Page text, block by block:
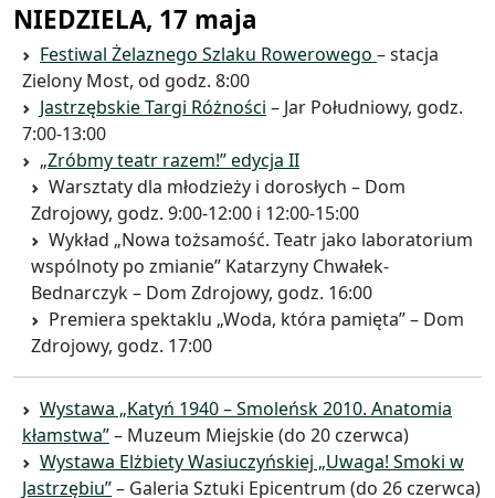
NIEDZIELA, 17 maja
Festiwal Żelaznego Szlaku Rowerowego – stacja
Zielony Most, od godz. 8:00
Jastrzębskie Targi Różności – Jar Południowy, godz.
7:00-13:00
„Zróbmy teatr razem!” edycja II
Warsztaty dla młodzieży i dorosłych – Dom
Zdrojowy, godz. 9:00-12:00 i 12:00-15:00
Wykład „Nowa tożsamość. Teatr jako laboratorium
wspólnoty po zmianie” Katarzyny Chwałek-
Bednarczyk – Dom Zdrojowy, godz. 16:00
Premiera spektaklu „Woda, która pamięta” – Dom
Zdrojowy, godz. 17:00
Wystawa „Katyń 1940 – Smoleńsk 2010. Anatomia
kłamstwa”– Muzeum Miejskie (do 20 czerwca)
Wystawa Elżbiety Wasiuczyńskiej „Uwaga! Smoki w
Jastrzębiu”– Galeria Sztuki Epicentrum (do 26 czerwca)